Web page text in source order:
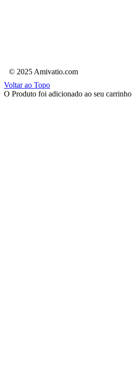
© 2025 Amivatio.com
Voltar ao Topo
O Produto foi adicionado ao seu carrinho